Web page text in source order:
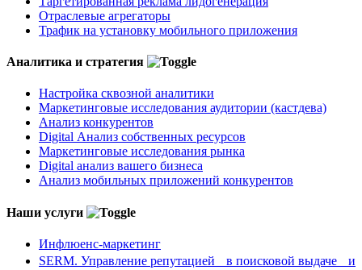
Отраслевые агрегаторы
Трафик на установку мобильного приложения
Аналитика и стратегия
Настройка сквозной аналитики
Маркетинговые исследования аудитории (кастдева)
Анализ конкурентов
Digital Анализ собственных ресурсов
Маркетинговые исследования рынка
Digital анализ вашего бизнеса
Анализ мобильных приложений конкурентов
Наши услуги
Инфлюенс-маркетинг
SERM. Управление репутацией в поисковой выдаче и